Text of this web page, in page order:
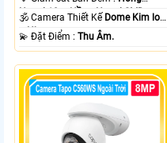
Ngoại 10m Hồng Ngoại SMD.
🕉️ Camera Thiết Kế Dome Kim loại
+ Nhựa.
️💫 Đặt Điểm :Thu Âm.